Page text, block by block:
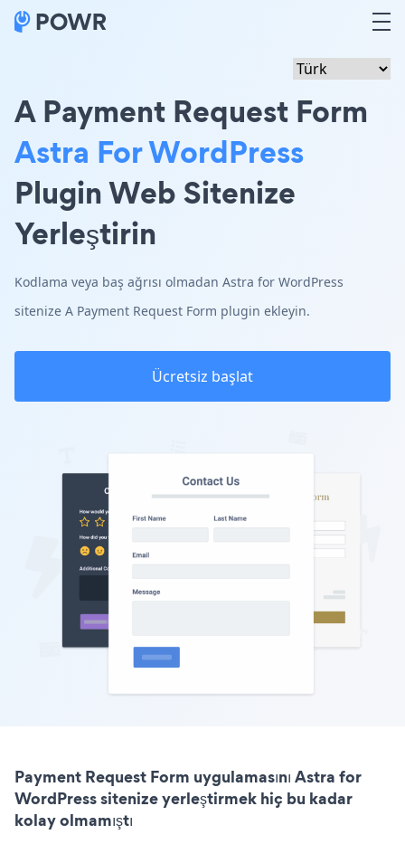
A Payment Request Form
Astra For WordPress
Plugin Web Sitenize
Yerleştirin
Kodlama veya baş ağrısı olmadan Astra for WordPress
sitenize A Payment Request Form plugin ekleyin.
Ücretsiz başlat
Payment Request Form uygulamasını Astra for
WordPress sitenize yerleştirmek hiç bu kadar
kolay olmamıştı